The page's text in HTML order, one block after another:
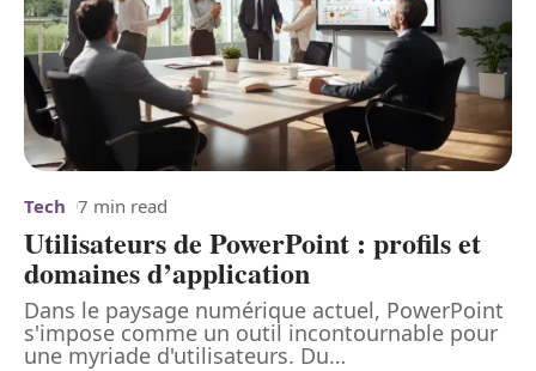
Tech 7 min read
Utilisateurs de PowerPoint : profils et
domaines d’application
Dans le paysage numérique actuel, PowerPoint
s'impose comme un outil incontournable pour
une myriade d'utilisateurs. Du…